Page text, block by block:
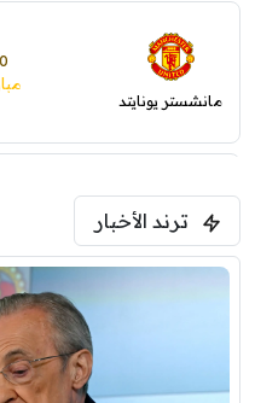
مانشستر يونايتد
فرينتسفاروشي
ترند الأخبار